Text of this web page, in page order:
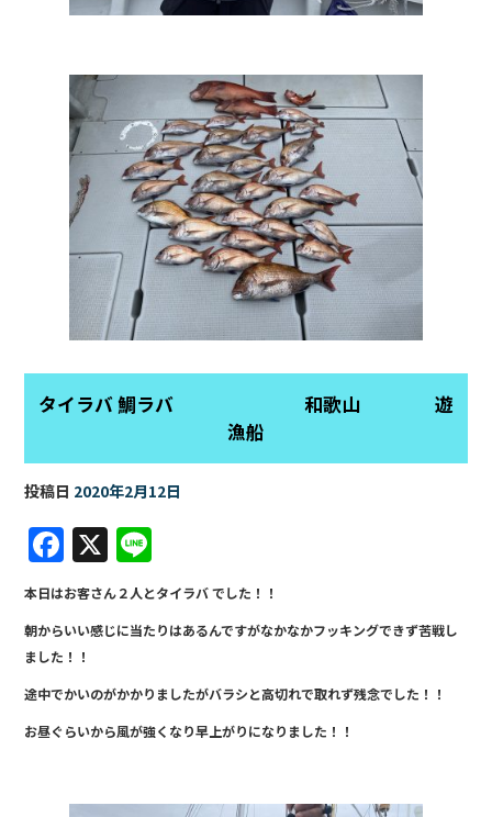
タイラバ 鯛ラバ 和歌山 遊
漁船
投稿日 2020年2月12日
F
a
c
e
b
o
o
k
X
n
e
本日はお客さん２人とタイラバ でした！！
朝からいい感じに当たりはあるんですがなかなかフッキングできず苦戦し
ました！！
途中でかいのがかかりましたがバラシと高切れで取れず残念でした！！
お昼ぐらいから風が強くなり早上がりになりました！！